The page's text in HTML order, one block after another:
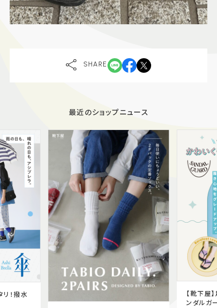
SHARE
最近のショップニュース
リ！撥水
【靴下屋
ンダルガ